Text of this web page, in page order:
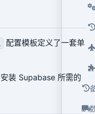
配置模板定义了一套单
安装 Supabase 所需的